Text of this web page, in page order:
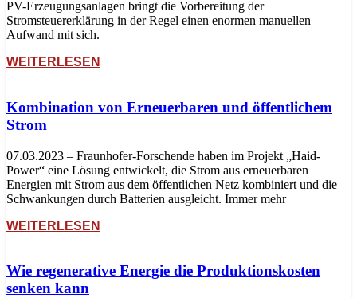
PV-Erzeugungsanlagen bringt die Vorbereitung der
Stromsteuererklärung in der Regel einen enormen manuellen
Aufwand mit sich.
WEITERLESEN
Kombination von Erneuerbaren und öffentlichem
Strom
07.03.2023 – Fraunhofer-Forschende haben im Projekt „Haid-
Power“ eine Lösung entwickelt, die Strom aus erneuerbaren
Energien mit Strom aus dem öffentlichen Netz kombiniert und die
Schwankungen durch Batterien ausgleicht. Immer mehr
WEITERLESEN
Wie regenerative Energie die Produktionskosten
senken kann